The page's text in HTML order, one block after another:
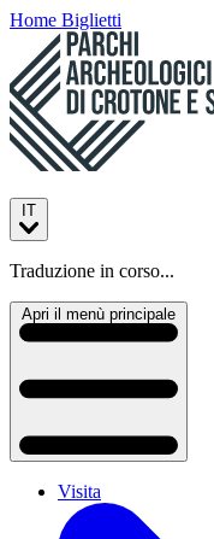
Home Biglietti
IT
Traduzione in corso...
Apri il menù principale
Visita